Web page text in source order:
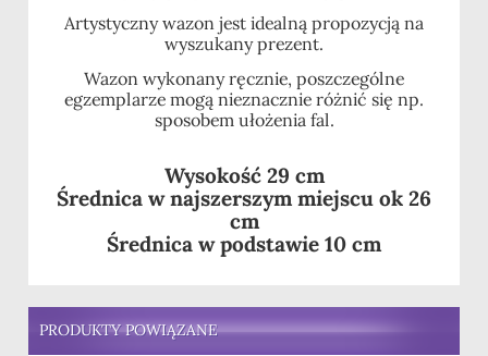
Artystyczny wazon jest idealną propozycją na
wyszukany prezent.
Wazon wykonany ręcznie, poszczególne
egzemplarze mogą nieznacznie różnić się np.
sposobem ułożenia fal.
Wysokość 29 cm
Średnica w najszerszym miejscu ok 26
cm
Średnica w podstawie 10 cm
PRODUKTY POWIĄZANE